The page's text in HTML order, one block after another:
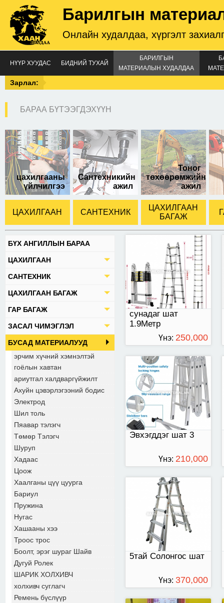
Барилгын
Онлайн худалдаа, хүргэлт
НҮҮР ХУУДАС БИДНИЙ ТУХАЙ
БАРИЛГЫН
МАТЕРИАЛЫН ХУДАЛДАА
Зарлал:
БАРАА БҮТЭЭГДЭХҮҮН
цахилгааны
үйлчилгээ
Сантехникийн
ажил
Тоног
төхөөрөмжийн
ажил
ЦАХИЛГААН САНТЕХНИК
ЦАХИЛГААН
БАГАЖ
БҮХ АНГИЛЛЫН БАРАА
ЦАХИЛГААН
САНТЕХНИК
ЦАХИЛГААН БАГАЖ
ГАР БАГАЖ
ЗАСАЛ ЧИМЭГЛЭЛ
БУСАД МАТЕРИАЛУУД
эрчим хүчний хэмнэлтэй
гоёлын хавтан
ариутгал халдваргүйжилт
Ахуйн цэвэрлэгээний бодис
Электрод
Шил толь
Пяавар тэлэгч
Төмөр Тэлэгч
Шуруп
Хадаас
Цоож
Хаалганы цүү цуурга
Бариул
Пружина
Нугас
Хашааны хээ
Троос трос
Боолт, эрэг шураг Шайв
Дугуй Ролек
ШАРИК ХОЛХИВЧ
холхивч суглагч
Ремень бүслүүр
сунадаг шат
1.9Метр
сунадаг шат 1.9Метр
Үнэ: 250,000
ТӨГРӨГ
Эвхэгддэг шат 3
Эвхэгддэг шат 3
Үнэ: 210,000
ТӨГРӨГ
5тай Солонгос шат
5тай Солонгос шат
Үнэ: 370,000
ТӨГРӨГ
шат 6 давхар шаттай